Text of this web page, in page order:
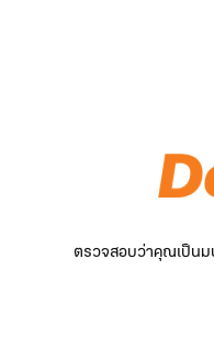
ตรวจสอบว่าคุณเป็นม